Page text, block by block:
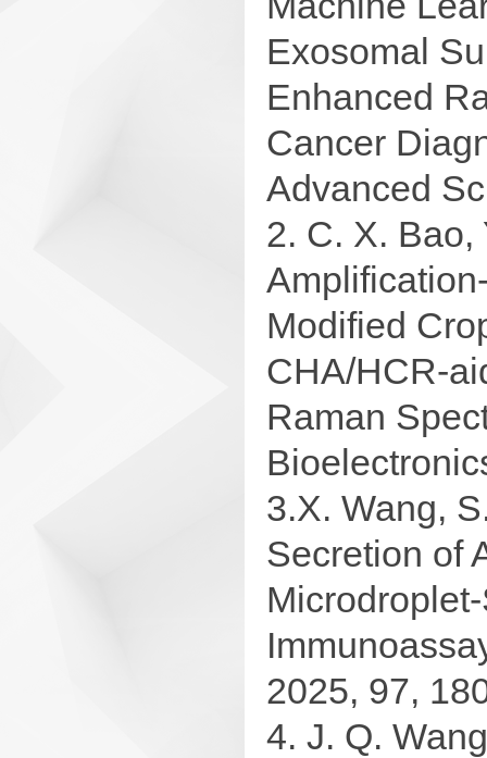
Exosomal
Enhanced
Cancer
Advanced
2. C. X. Bao,
Modified
CHA/HCR-
Raman
3.X. Wang,
Secretion of
2025, 97,
4. J. Q.